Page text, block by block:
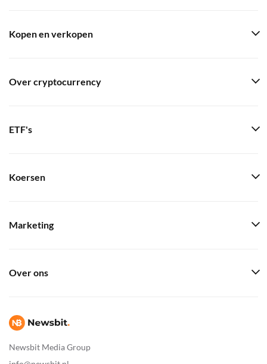
Newsbit Media Group
Kopen en verkopen
Over cryptocurrency
ETF's
Koersen
Marketing
Over ons